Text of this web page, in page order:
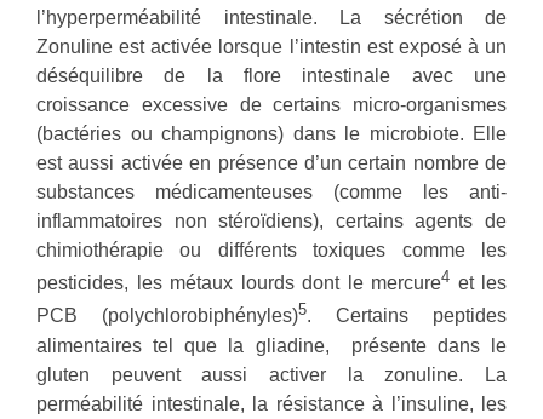
l’hyperperméabilité intestinale. La sécrétion de
Zonuline est activée lorsque l’intestin est exposé à un
déséquilibre de la flore intestinale avec une
croissance excessive de certains micro-organismes
(bactéries ou champignons) dans le microbiote. Elle
est aussi activée en présence d’un certain nombre de
substances médicamenteuses (comme les anti-
inflammatoires non stéroïdiens), certains agents de
chimiothérapie ou différents toxiques comme les
pesticides, les métaux lourds dont le mercure4 et les
PCB (polychlorobiphényles)5. Certains peptides
alimentaires tel que la gliadine, présente dans le
gluten peuvent aussi activer la zonuline. La
perméabilité intestinale, la résistance à l’insuline, les